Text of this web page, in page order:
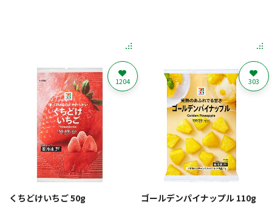
くちどけいちご 50g
1204
ゴールデンパイナップル 110g
303